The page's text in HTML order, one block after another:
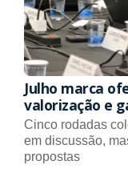
Julho marca
valorização e
Cinco rodadas
em discussão,
propostas